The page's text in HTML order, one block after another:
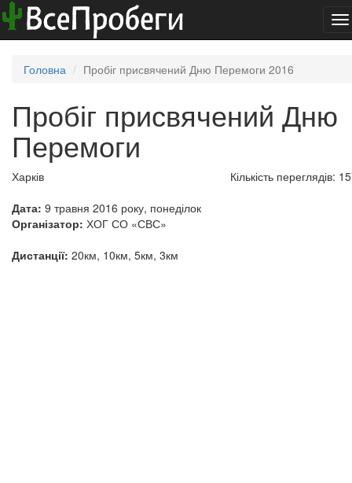
Головна Пробіг присвячений Дню Перемоги 2016
Пробіг присвячений Дню
Перемоги
Харків
Кількість переглядів:
Дата: 9 травня 2016 року, понеділок
Організатор: ХОГ СО «СВС»
Дистанції: 20км, 10км, 5км, 3км